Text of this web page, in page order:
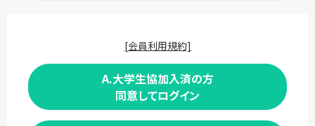
[会員利用規約]
A.大学生協加入済の方
同意してログイン